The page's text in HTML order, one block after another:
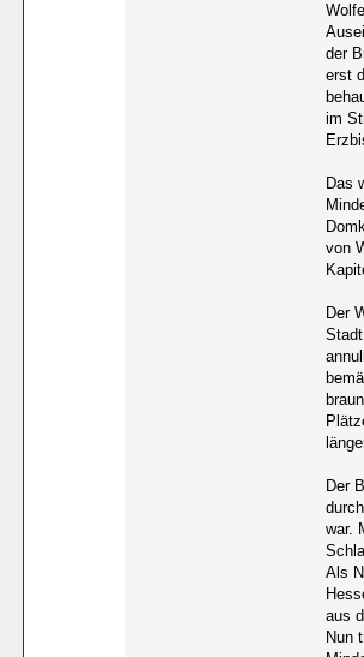
der
erst
im
Das
von
Der
Der
war.
Als
aus
Nun